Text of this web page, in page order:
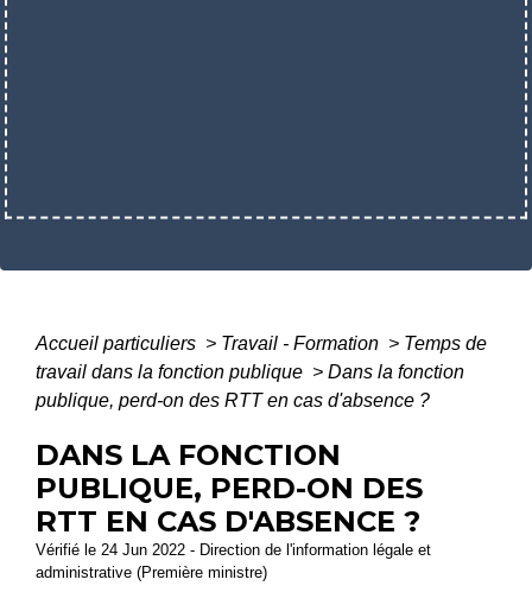
Accueil particuliers > Travail - Formation > Temps de
travail dans la fonction publique > Dans la fonction
publique, perd-on des RTT en cas d'absence ?
DANS LA FONCTION
PUBLIQUE, PERD-ON DES
RTT EN CAS D'ABSENCE ?
Vérifié le 24 Jun 2022 - Direction de l'information légale et
administrative (Première ministre)